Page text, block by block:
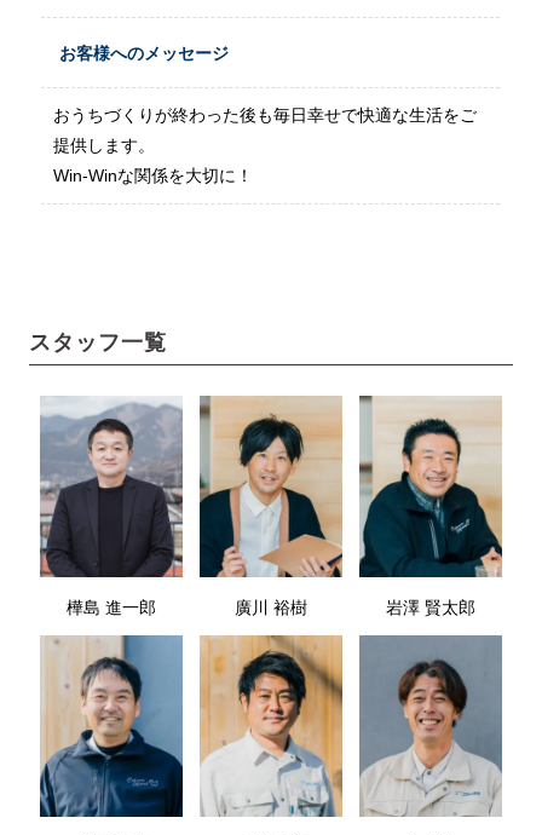
お客様へのメッセージ
おうちづくりが終わった後も毎日幸せで快適な生活をご
提供します。
Win-Winな関係を大切に！
スタッフ一覧
樺島 進一郎 廣川 裕樹 岩澤 賢太郎